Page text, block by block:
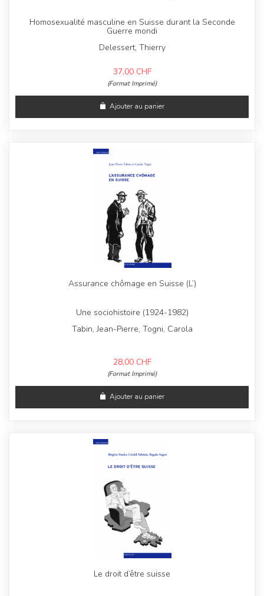
Homosexualité masculine en Suisse durant la Seconde
Guerre mondi
Delessert, Thierry
37,00 CHF
(Format Imprimé)
Ajouter au panier
Assurance chômage en Suisse (L’)
Une sociohistoire (1924-1982)
Tabin, Jean-Pierre, Togni, Carola
28,00 CHF
(Format Imprimé)
Ajouter au panier
Le droit d’être suisse